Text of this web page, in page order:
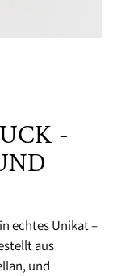
-
echtes Unikat –
aus
und